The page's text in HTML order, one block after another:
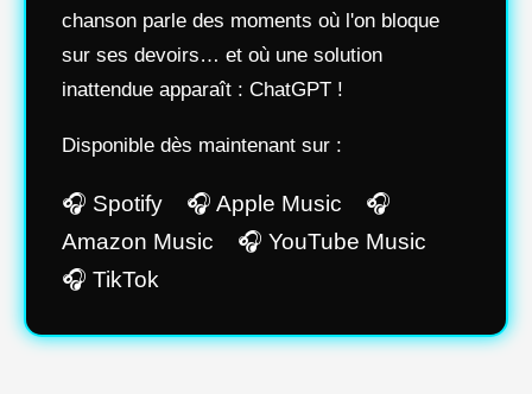
chanson parle des moments où l'on bloque
sur ses devoirs… et où une solution
inattendue apparaît : ChatGPT !
Disponible dès maintenant sur :
🎧 Spotify 🎧 Apple Music 🎧
Amazon Music 🎧 YouTube Music
🎧 TikTok